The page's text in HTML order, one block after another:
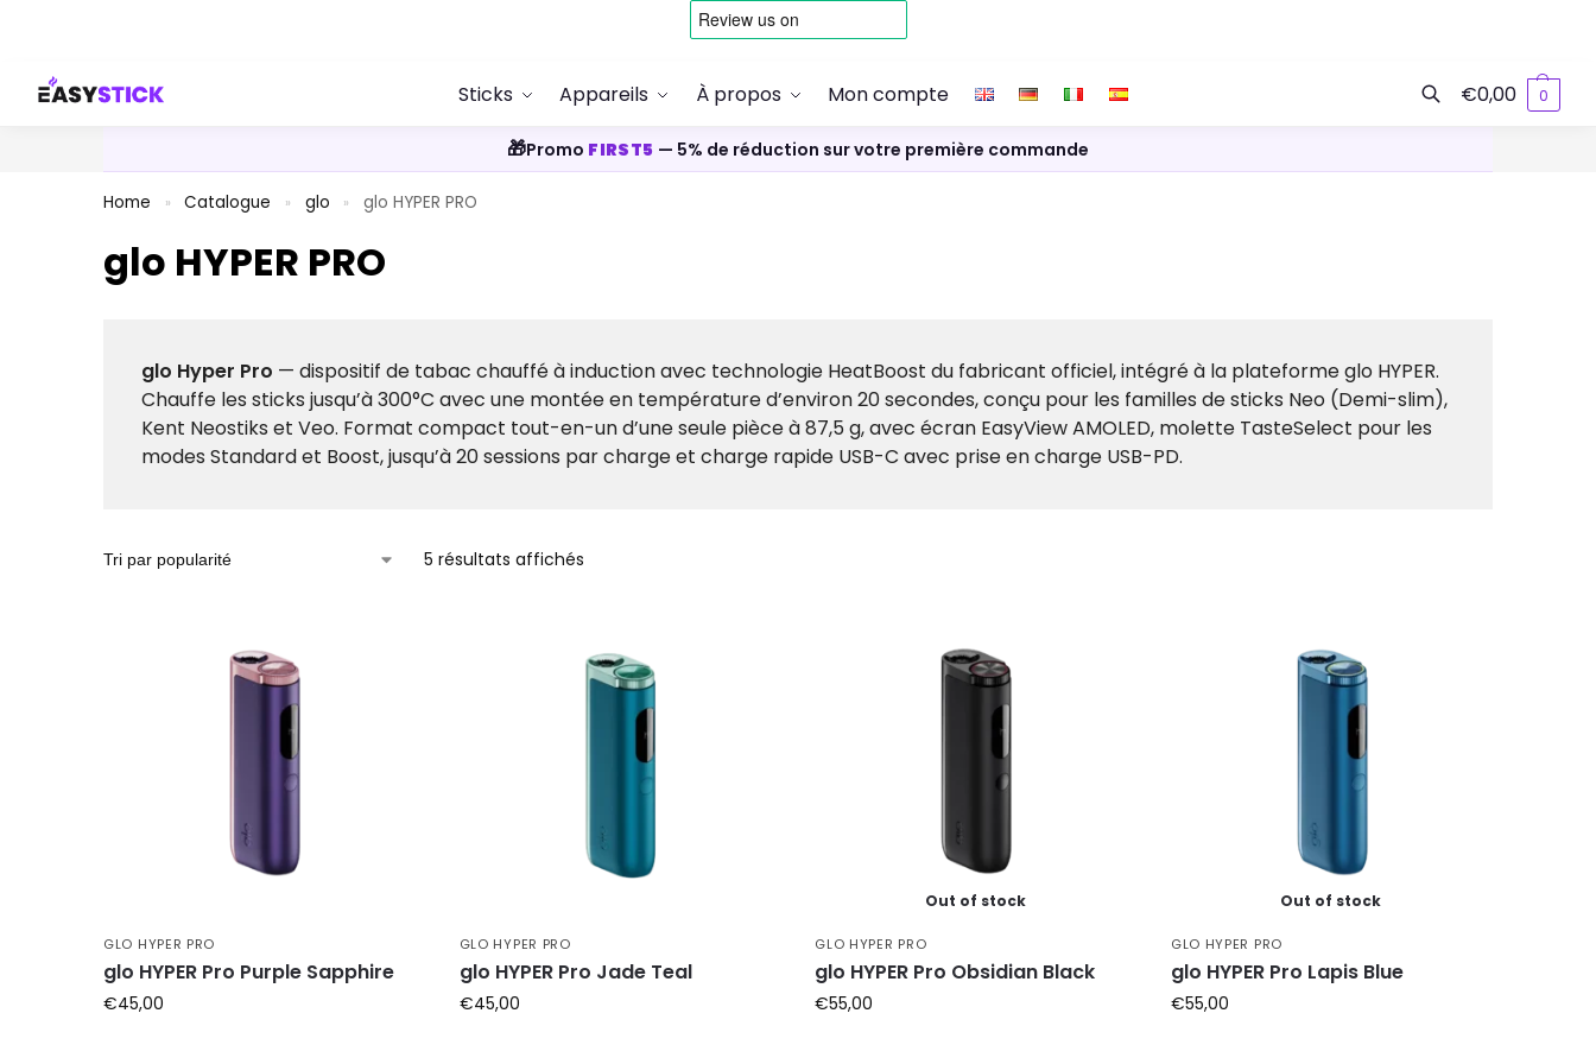
Sticks Appareils À propos Mon compte €0,00 0
🎁Promo FIRST5 — 5% de réduction sur votre première commande
Home » Catalogue » glo » glo HYPER PRO
glo HYPER PRO
glo Hyper Pro — dispositif de tabac chauffé à induction avec technologie HeatBoost du fabricant officiel, intégré à la plateforme glo HYPER.
Chauffe les sticks jusqu’à 300°C avec une montée en température d’environ 20 secondes, conçu pour les familles de sticks Neo (Demi-slim),
Kent Neostiks et Veo. Format compact tout-en-un d’une seule pièce à 87,5 g, avec écran EasyView AMOLED, molette TasteSelect pour les
modes Standard et Boost, jusqu’à 20 sessions par charge et charge rapide USB-C avec prise en charge USB-PD.
5 résultats affichés
GLO HYPER PRO
glo HYPER Pro Purple Sapphire
€45,00
GLO HYPER PRO
glo HYPER Pro Jade Teal
€45,00
Out of stock
GLO HYPER PRO
glo HYPER Pro Obsidian Black
€55,00
Out of stock
GLO HYPER PRO
glo HYPER Pro Lapis Blue
€55,00